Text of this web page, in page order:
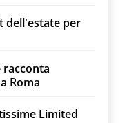
dell'estate per
racconta
Roma
Limited